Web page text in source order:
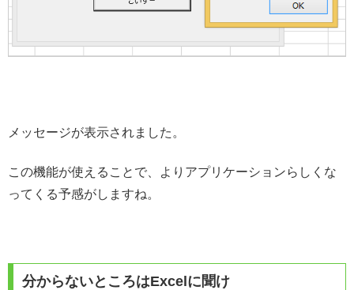
メッセージが表示されました。
この機能が使えることで、よりアプリケーションらしくな
ってくる予感がしますね。
分からないところはExcelに聞け